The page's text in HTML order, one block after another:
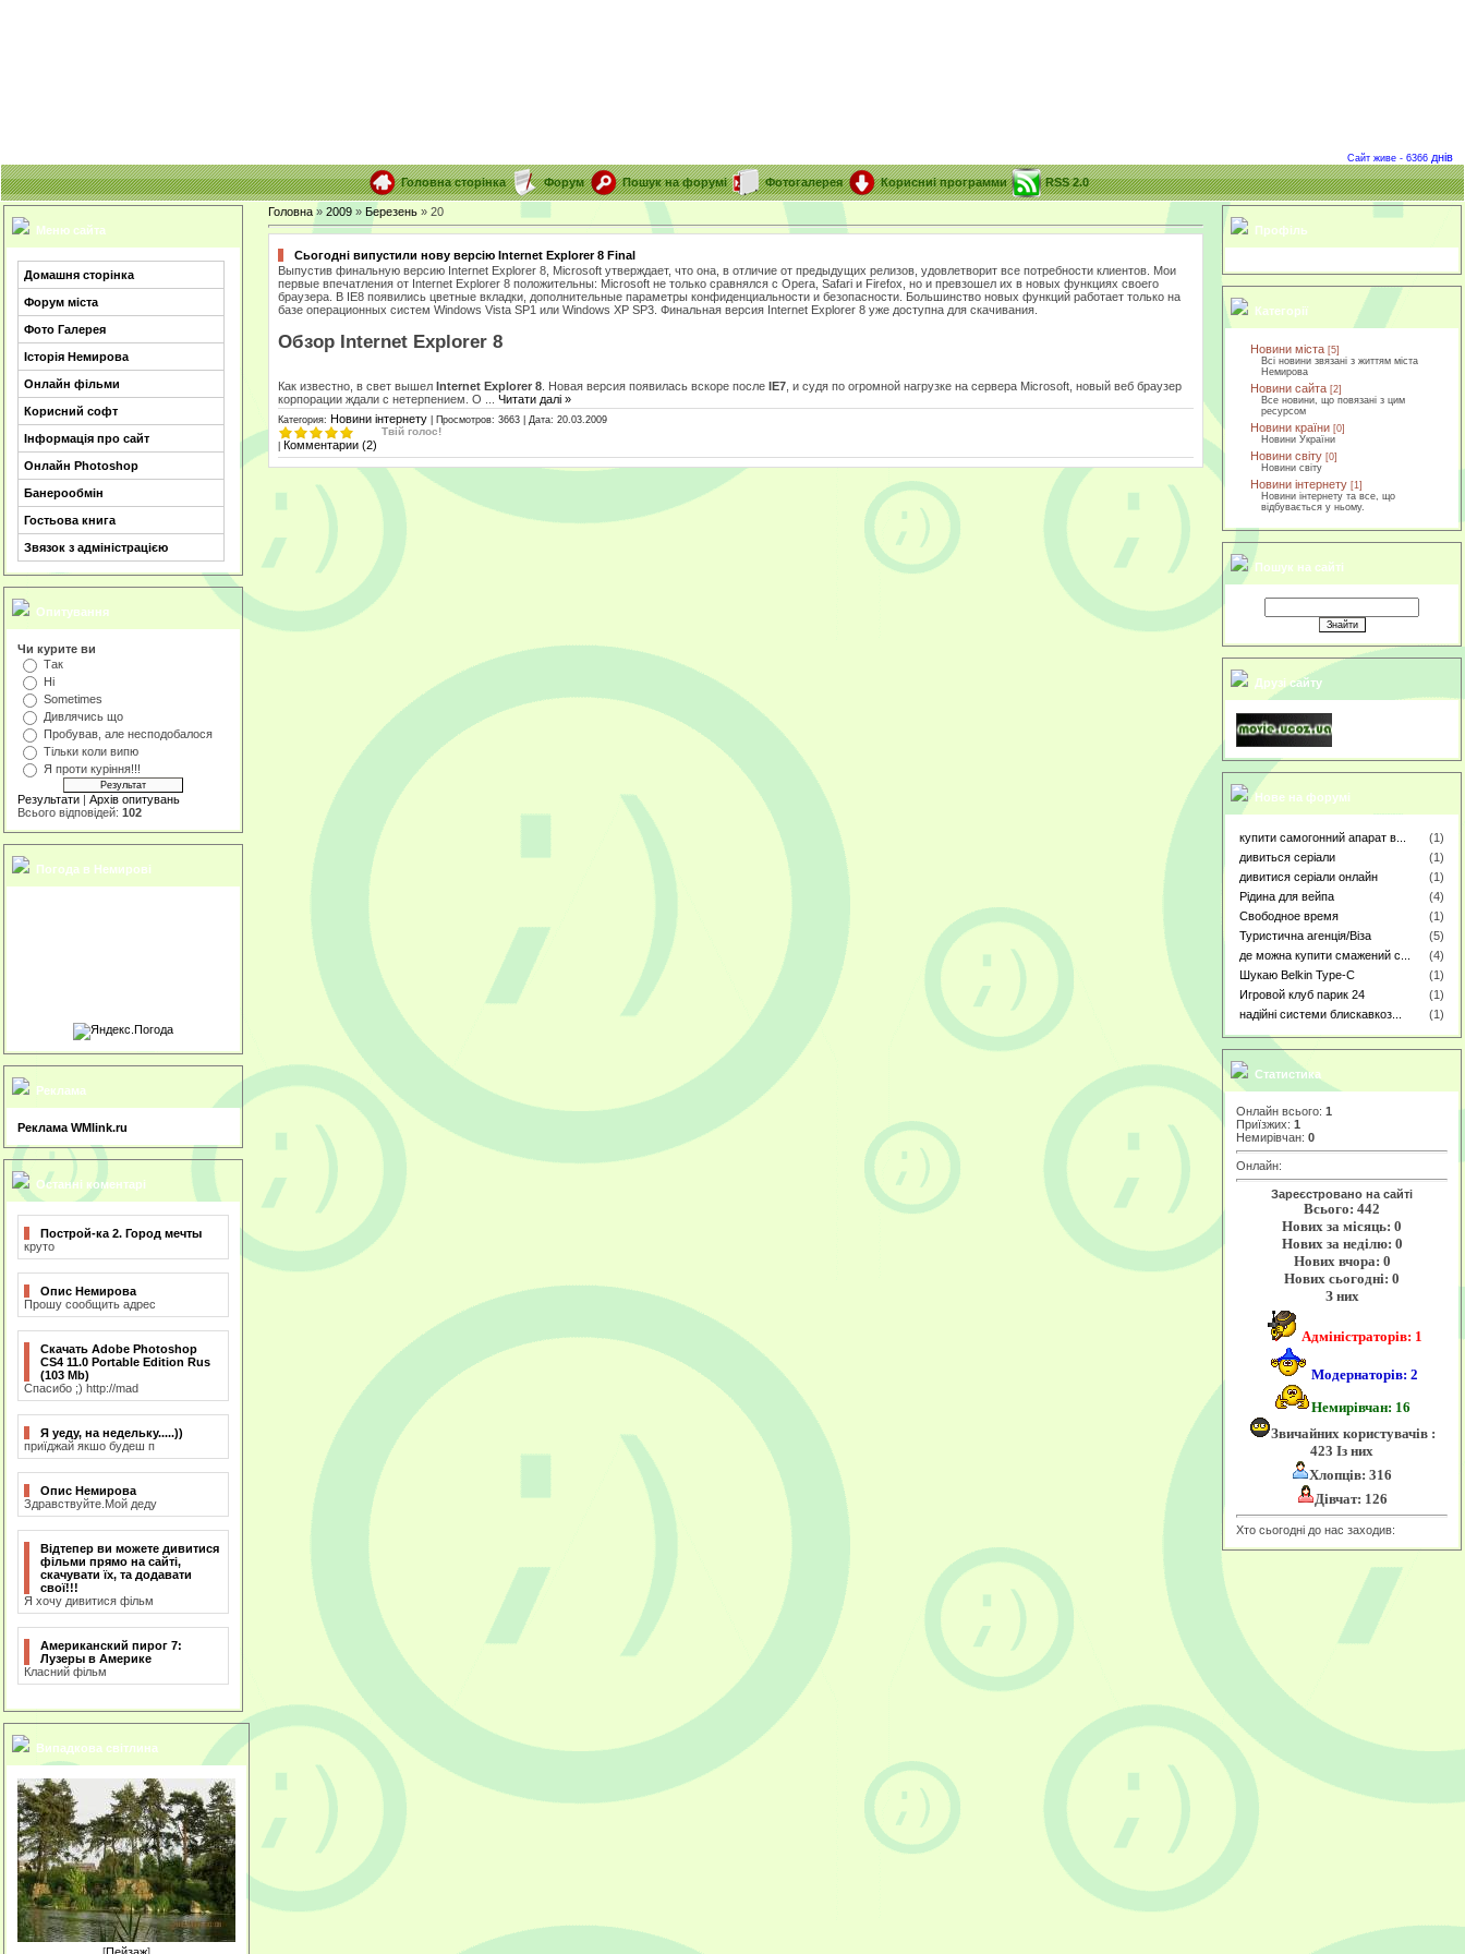
Сайт живе - 6366 днів
Головна сторінка
Форум Пошук на форумі Фотогалерея Корисниі программи RSS 2.0
Меню сайта
Домашня сторінка
Форум міста
Фото Галерея
Історія Немирова
Онлайн фільми
Корисний софт
Інформація про сайт
Онлайн Photoshop
Банерообмін
Гостьова книга
Звязок з адміністрацією
Опитування
Чи курите ви
Так
Ні
Sometimes
Дивлячись що
Пробував, але несподобалося
Тільки коли випю
Я проти куріння!!!
Результати | Архів опитувань
Всього відповідей: 102
Погода в Немирові
Реклама
Реклама WMlink.ru
Останні коментарі
Построй-ка 2. Город мечты
круто
Опис Немирова
Прошу сообщить адрес
Скачать Adobe Photoshop
CS4 11.0 Portable Edition Rus
(103 Mb)
Спасибо ;) http://mad
Я уеду, на недельку.....))
приїджай якшо будеш п
Опис Немирова
Здравствуйте.Мой деду
Відтепер ви можете дивитися
фільми прямо на сайті,
скачувати їх, та додавати
свої!!!
Я хочу дивитися фільм
Американский пирог 7:
Лузеры в Америке
Класний фільм
Випадкова світлина
Головна » 2009 » Березень » 20
Сьогодні випустили нову версію Internet Explorer 8 Final
Выпустив финальную версию Internet Explorer 8, Microsoft утверждает, что она, в отличие от предыдущих релизов, удовлетворит все потребности клиентов. Мои
первые впечатления от Internet Explorer 8 положительны: Microsoft не только сравнялся с Opera, Safari и Firefox, но и превзошел их в новых функциях своего
браузера. В IE8 появились цветные вкладки, дополнительные параметры конфиденциальности и безопасности. Большинство новых функций работает только на
базе операционных систем Windows Vista SP1 или Windows XP SP3. Финальная версия Internet Explorer 8 уже доступна для скачивания.
Обзор Internet Explorer 8
Как известно, в свет вышел Internet Explorer 8 . Новая версия появилась вскоре после IE7 , и судя по огромной нагрузке на сервера Microsoft, новый веб браузер
корпорации ждали с нетерпением. О
Читати далі »
Категория: Новини інтернету | Просмотров: 3663 | Дата: 20.03.2009
Твій голос!
Комментарии (2)
Профіль
Категорії
Новини міста [5]
Всі новини звязані з життям міста
Немирова
Новини сайта [2]
Все новини, що повязані з цим
ресурсом
Новини країни [0]
Новини України
Новини світу [0]
Новини світу
Новини інтернету [1]
Новини інтернету та все, що
відбувається у ньому.
Пошук на сайті
Друзі сайту
Нове на форумі
купити самогонний апарат в...
(1)
дивиться серіали
(1)
дивитися серіали онлайн
(1)
Рідина для вейпа
(4)
Свободное время
(1)
Туристична агенція/Віза
(5)
де можна купити смажений с...
(4)
Шукаю Belkin Type-C
(1)
Игровой клуб парик 24
(1)
надійні системи блискавкоз...
(1)
Статистика
Онлайн всього: 1
Приїзжих: 1
Немирівчан: 0
Онлайн:
Зареєстровано на сайті
Всього: 442
Нових за місяць: 0
Нових за неділю: 0
Нових вчора: 0
Нових сьогодні: 0
З них
Адміністраторів: 1
Модернаторів: 2
Немирівчан: 16
Звичайних користувачів :
423 Із них
Хлопців: 316
Дівчат: 126
Хто сьогодні до нас заходив: